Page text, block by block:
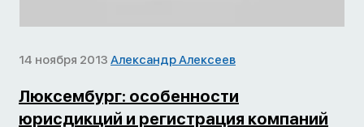
14 ноября 2013 Александр Алексеев
Люксембург: особенности
юрисдикций и регистрация компаний